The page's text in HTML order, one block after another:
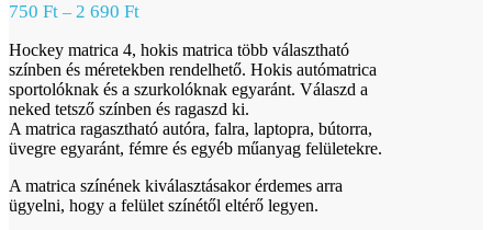
750 Ft – 2 690 Ft
Hockey matrica 4, hokis matrica több választható
színben és méretekben rendelhető. Hokis autómatrica
sportolóknak és a szurkolóknak egyaránt. Válaszd a
neked tetsző színben és ragaszd ki.
A matrica ragasztható autóra, falra, laptopra, bútorra,
üvegre egyaránt, fémre és egyéb műanyag felületekre.
A matrica színének kiválasztásakor érdemes arra
ügyelni, hogy a felület színétől eltérő legyen.